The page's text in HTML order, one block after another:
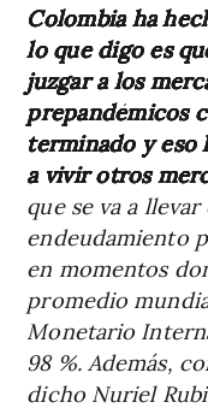
Colombia ha
lo que digo es
juzgar a los
prepandémicos
terminado y eso
a vivir otros
que se va a
endeudamiento
en momentos
promedio
Monetario
98 %. Además,
dicho Nuriel